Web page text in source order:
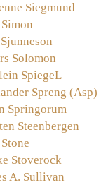
Siegmund
Solomon
SpiegeL
Spreng (Asp)
Springorum
Steenbergen
Stoverock
A. Sullivan